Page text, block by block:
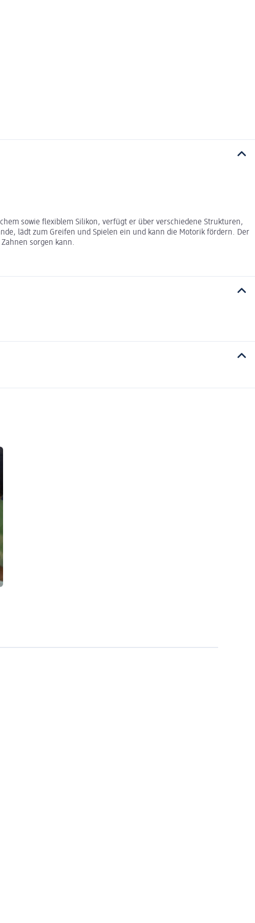
sowie flexiblem Silikon, verfügt er über verschiedene Strukturen,
lädt zum Greifen und Spielen ein und kann die Motorik fördern. Der
sorgen kann.